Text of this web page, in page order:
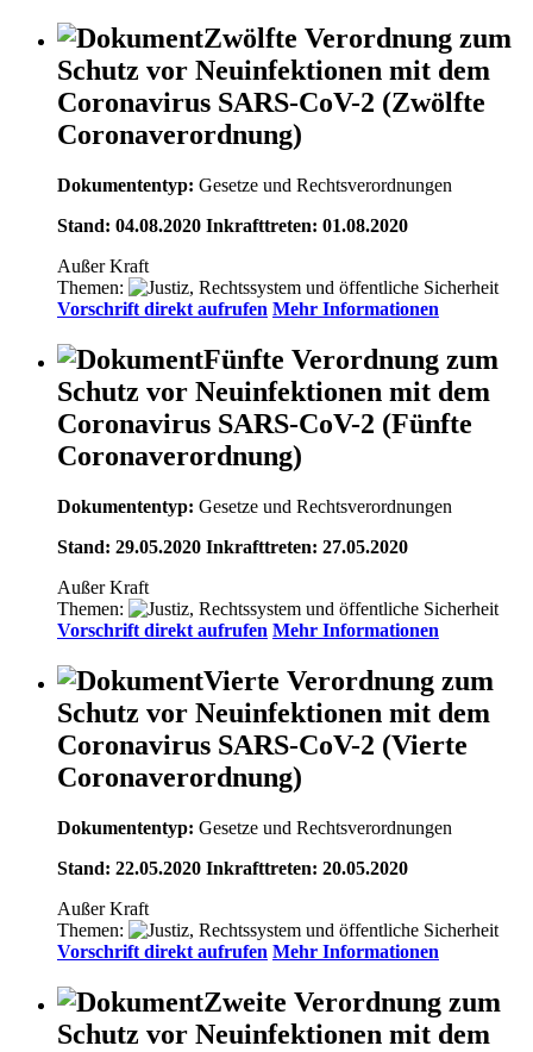
Zwölfte Verordnung zum
Schutz vor Neuinfektionen mit dem
Coronavirus SARS-CoV-2 (Zwölfte
Coronaverordnung)
Dokumententyp: Gesetze und Rechtsverordnungen
Stand: 04.08.2020 Inkrafttreten: 01.08.2020
Außer Kraft
Themen:
Vorschrift direkt aufrufen Mehr Informationen
Fünfte Verordnung zum
Schutz vor Neuinfektionen mit dem
Coronavirus SARS-CoV-2 (Fünfte
Coronaverordnung)
Dokumententyp: Gesetze und Rechtsverordnungen
Stand: 29.05.2020 Inkrafttreten: 27.05.2020
Außer Kraft
Themen:
Vorschrift direkt aufrufen Mehr Informationen
Vierte Verordnung zum
Schutz vor Neuinfektionen mit dem
Coronavirus SARS-CoV-2 (Vierte
Coronaverordnung)
Dokumententyp: Gesetze und Rechtsverordnungen
Stand: 22.05.2020 Inkrafttreten: 20.05.2020
Außer Kraft
Themen:
Vorschrift direkt aufrufen Mehr Informationen
Zweite Verordnung zum
Schutz vor Neuinfektionen mit dem